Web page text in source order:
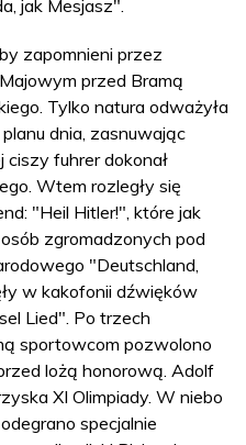
jak Mesjasz".
zapomnieni przez
przed Bramą
Tylko natura odważyła
dnia, zasnuwając
ciszy fuhrer dokonał
Wtem rozległy się
"Heil Hitler!", które jak
zgromadzonych pod
"Deutschland,
w kakofonii dźwięków
Lied". Po trzech
sportowcom pozwolono
lożą honorową. Adolf
XI Olimpiady. W niebo
specjalnie